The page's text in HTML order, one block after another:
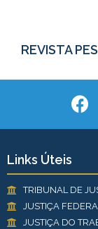
REVISTA
Links Úteis
TRIBUNAL DE
JUSTIÇA
JUSTIÇA DO